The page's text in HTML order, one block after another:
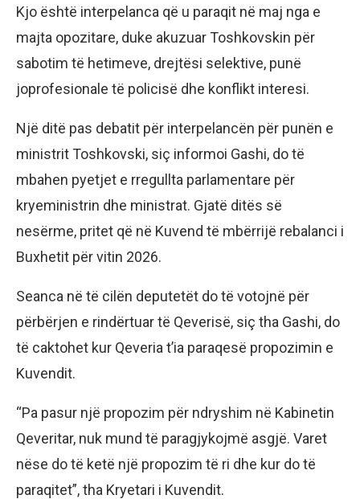
Kjo është interpelanca që u paraqit në maj nga e
majta opozitare, duke akuzuar Toshkovskin për
sabotim të hetimeve, drejtësi selektive, punë
joprofesionale të policisë dhe konflikt interesi.
Një ditë pas debatit për interpelancën për punën e
ministrit Toshkovski, siç informoi Gashi, do të
mbahen pyetjet e rregullta parlamentare për
kryeministrin dhe ministrat. Gjatë ditës së
nesërme, pritet që në Kuvend të mbërrijë rebalanci i
Buxhetit për vitin 2026.
Seanca në të cilën deputetët do të votojnë për
përbërjen e rindërtuar të Qeverisë, siç tha Gashi, do
të caktohet kur Qeveria t’ia paraqesë propozimin e
Kuvendit.
“Pa pasur një propozim për ndryshim në Kabinetin
Qeveritar, nuk mund të paragjykojmë asgjë. Varet
nëse do të ketë një propozim të ri dhe kur do të
paraqitet”, tha Kryetari i Kuvendit.